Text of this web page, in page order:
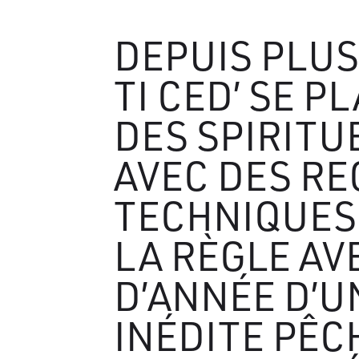
DEPUIS
TI CED’ SE
DES
AVEC DES
LA RÈGLE
D’ANNÉE
INÉDITE